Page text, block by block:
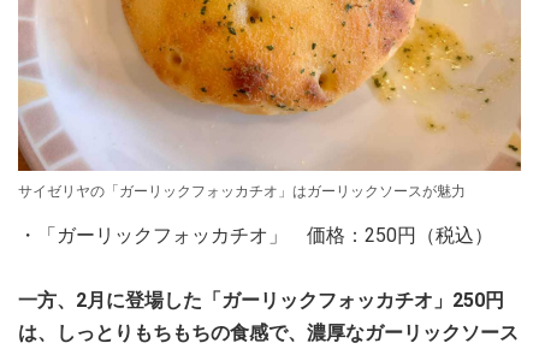
サイゼリヤの「ガーリックフォッカチオ」はガーリックソースが魅力
・「ガーリックフォッカチオ」 価格：250円（税込）
一方、2月に登場した「ガーリックフォッカチオ」250円
は、しっとりもちもちの食感で、濃厚なガーリックソース